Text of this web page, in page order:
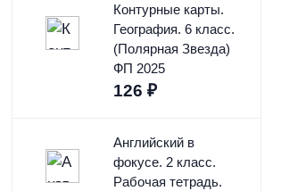
Контурные карты.
География. 6 класс.
(Полярная Звезда)
ФП 2025
126 ₽
Английский в
фокусе. 2 класс.
Рабочая тетрадь.